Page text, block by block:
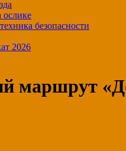
ослике
безопасности
2026
маршрут